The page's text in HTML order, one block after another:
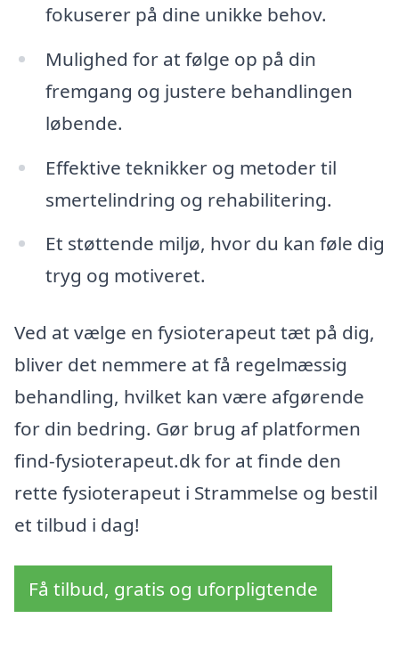
fokuserer på dine unikke behov.
Mulighed for at følge op på din
fremgang og justere behandlingen
løbende.
Effektive teknikker og metoder til
smertelindring og rehabilitering.
Et støttende miljø, hvor du kan føle dig
tryg og motiveret.
Ved at vælge en fysioterapeut tæt på dig,
bliver det nemmere at få regelmæssig
behandling, hvilket kan være afgørende
for din bedring. Gør brug af platformen
find-fysioterapeut.dk for at finde den
rette fysioterapeut i Strammelse og bestil
et tilbud i dag!
Få tilbud, gratis og uforpligtende